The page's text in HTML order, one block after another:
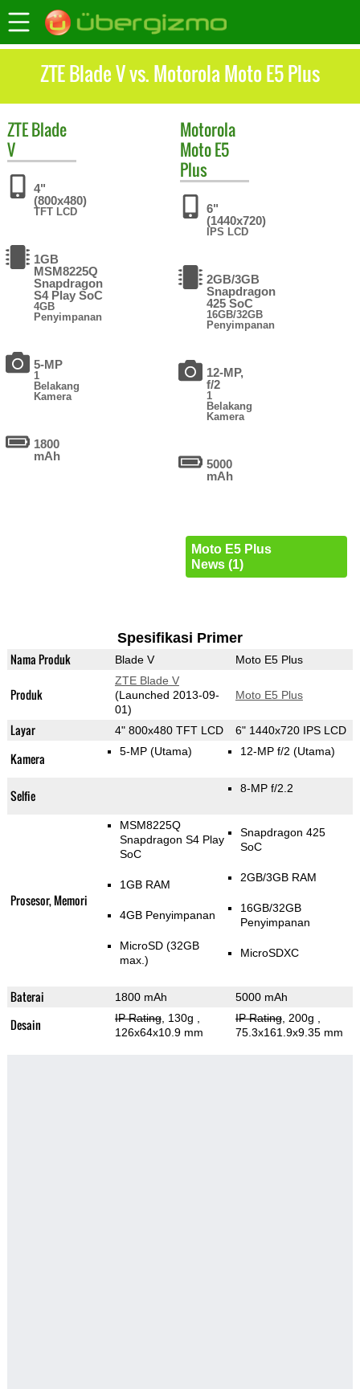
ZTE Blade V vs. Motorola Moto E5 Plus
ZTEBlade
V
4"
(800x480)
TFT LCD
1GB
MSM8225Q
Snapdragon
S4 Play SoC
4GB
Penyimpanan
5-MP
1
Belakang
Kamera
1800
mAh
Motorola
Moto E5
Plus
6"
(1440x720)
IPS LCD
2GB/3GB
Snapdragon
425 SoC
16GB/32GB
Penyimpanan
12-MP,
f/2
1
Belakang
Kamera
5000
mAh
Moto E5 Plus
News (1)
Spesifikasi Primer
Nama Produk Blade V Moto E5 Plus
Produk
ZTE Blade V
(Launched 2013-09-
01)
Moto E5 Plus
Layar 4" 800x480 TFT LCD 6" 1440x720 IPS LCD
Kamera 5-MP (Utama) 12-MP f/2 (Utama)
Selfie 8-MP f/2.2
Prosesor, Memori
MSM8225Q
Snapdragon S4 Play
SoC
1GB RAM
4GB Penyimpanan
MicroSD (32GB
max.)
Snapdragon 425
SoC
2GB/3GB RAM
16GB/32GB
Penyimpanan
MicroSDXC
Baterai 1800 mAh 5000 mAh
Desain IP Rating, 130g
126x64x10.9 mm
IP Rating, 200g
75.3x161.9x9.35 mm